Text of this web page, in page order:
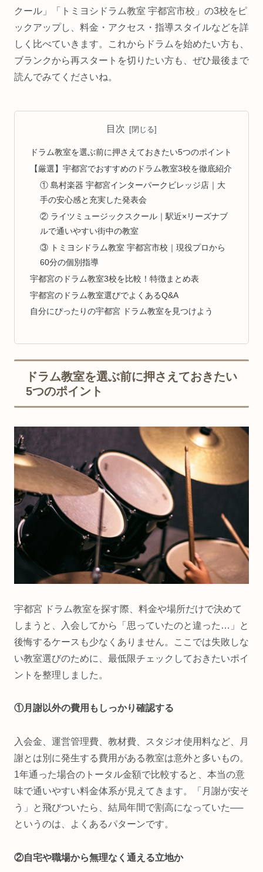
クール」「トミヨシドラム教室 宇都宮市校」の3校をピ
ックアップし、料金・アクセス・指導スタイルなどを詳
しく比べていきます。これからドラムを始めたい方も、
ブランクから再スタートを切りたい方も、ぜひ最後まで
読んでみてくださいね。
目次
ドラム教室を選ぶ前に押さえておきたい5つのポイント
【厳選】宇都宮でおすすめのドラム教室3校を徹底紹介
① 島村楽器 宇都宮インターパークビレッジ店｜大
手の安心感と充実した発表会
② ライツミュージックスクール｜駅近×リーズナブ
ルで通いやすい街中の教室
③ トミヨシドラム教室 宇都宮市校｜現役プロから
60分の個別指導
宇都宮のドラム教室3校を比較！特徴まとめ表
宇都宮のドラム教室選びでよくあるQ&A
自分にぴったりの宇都宮 ドラム教室を見つけよう
ドラム教室を選ぶ前に押さえておきたい
5つのポイント
宇都宮 ドラム教室を探す際、料金や場所だけで決めて
しまうと、入会してから「思っていたのと違った…」と
後悔するケースも少なくありません。ここでは失敗しな
い教室選びのために、最低限チェックしておきたいポイ
ントを整理しました。
①月謝以外の費用もしっかり確認する
入会金、運営管理費、教材費、スタジオ使用料など、月
謝とは別に発生する費用がある教室は意外と多いもの。
1年通った場合のトータル金額で比較すると、本当の意
味で通いやすい料金体系が見えてきます。「月謝が安そ
う」と飛びついたら、結局年間で割高になっていた──
というのは、よくあるパターンです。
②自宅や職場から無理なく通える立地か